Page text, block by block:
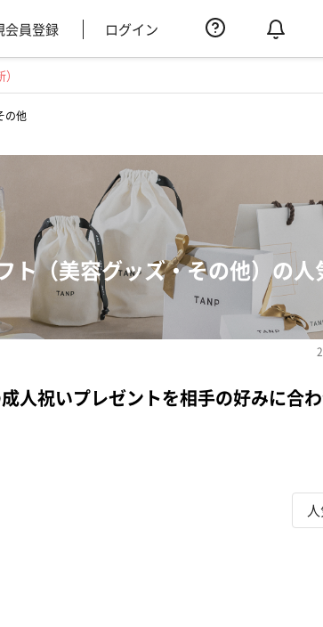
会員登録 ログイン
の他
ト（美容グッズ・その他）の人
人祝いプレゼントを相手の好みに合